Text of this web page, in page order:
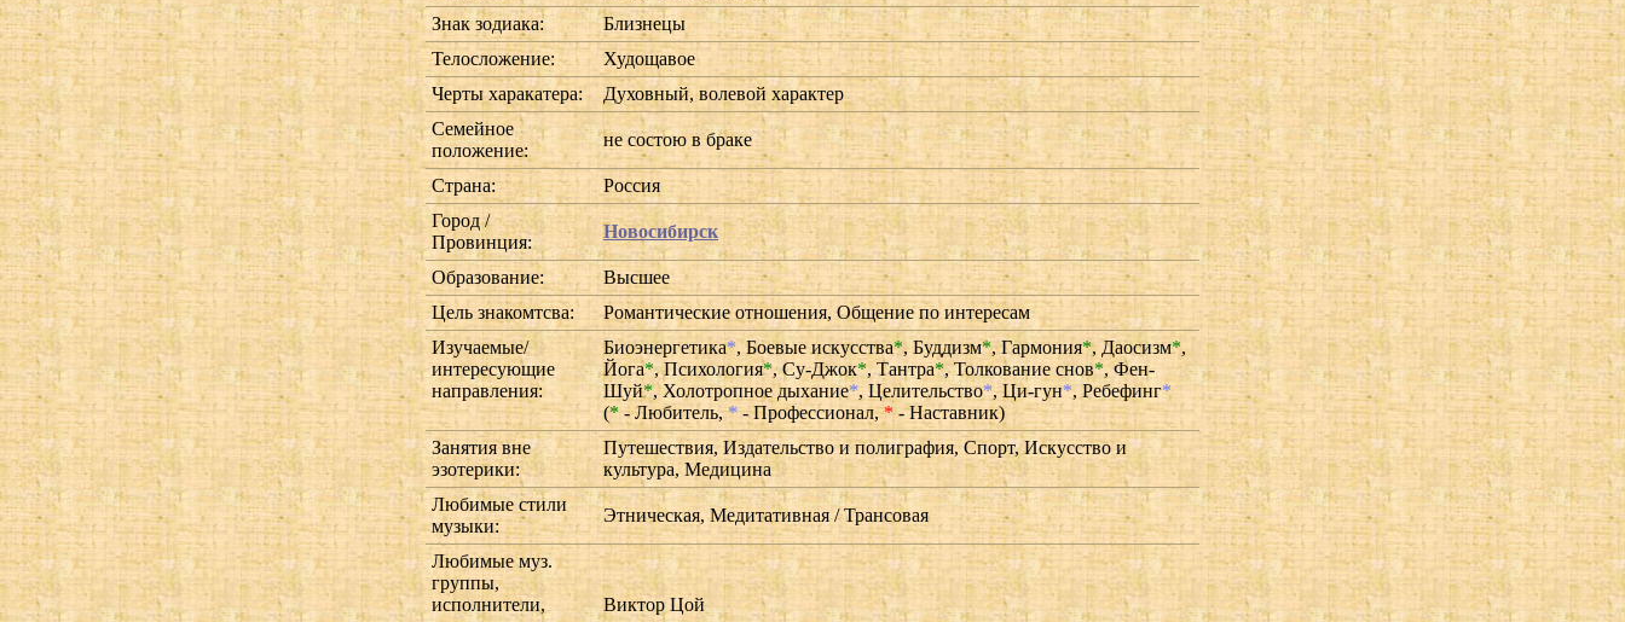
Знак зодиака:
Близнецы
Телосложение:
Худощавое
Черты харакатера:
Духовный, волевой характер
Семейное
положение:
не состою в браке
Страна:
Россия
Город /
Провинция:
Новосибирск
Образование:
Высшее
Цель знакомтсва:
Романтические отношения, Общение по интересам
Изучаемые/
интересующие
направления:
Биоэнергетика*,Боевые искусства*, Буддизм*,Гармония*, Даосизм*,
Йога*,Психология*,Су-Джок*,Тантра*,Толкование снов*,Фен-
Шуй*,Холотропное дыхание*,Целительство*, Ци-гун*, Ребефинг*
(*- Любитель, * - Профессионал, * - Наставник)
Занятия вне
эзотерики:
Путешествия, Издательство и полиграфия, Спорт, Искусство и
культура, Медицина
Любимые стили
музыки:
Этническая, Медитативная / Трансовая
Любимые муз.
группы,
исполнители,
Виктор Цой